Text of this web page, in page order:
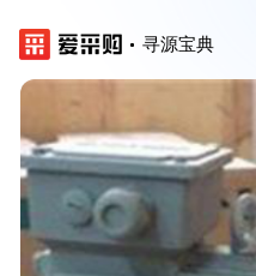
寻源宝典